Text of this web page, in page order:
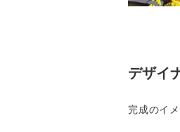
デザイ
完成のイ